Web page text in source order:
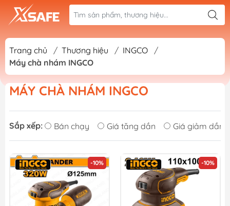
Trang chủ / Thương hiệu / INGCO
/
Máy chà nhám INGCO
MÁY CHÀ NHÁM INGCO
Sắp xếp: Bán chạy Giá tăng dần Giá giảm dần
-10% -10%